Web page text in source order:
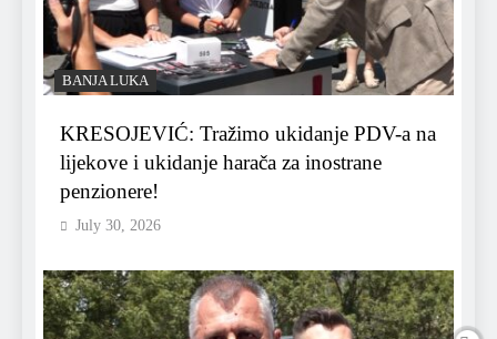
BANJA LUKA
KRESOJEVIĆ: Tražimo ukidanje PDV-a na
lijekove i ukidanje harača za inostrane
penzionere!
July 30, 2026